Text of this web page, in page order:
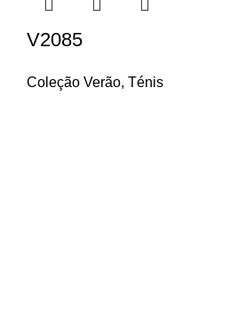
V2085
Coleção Verão, Ténis